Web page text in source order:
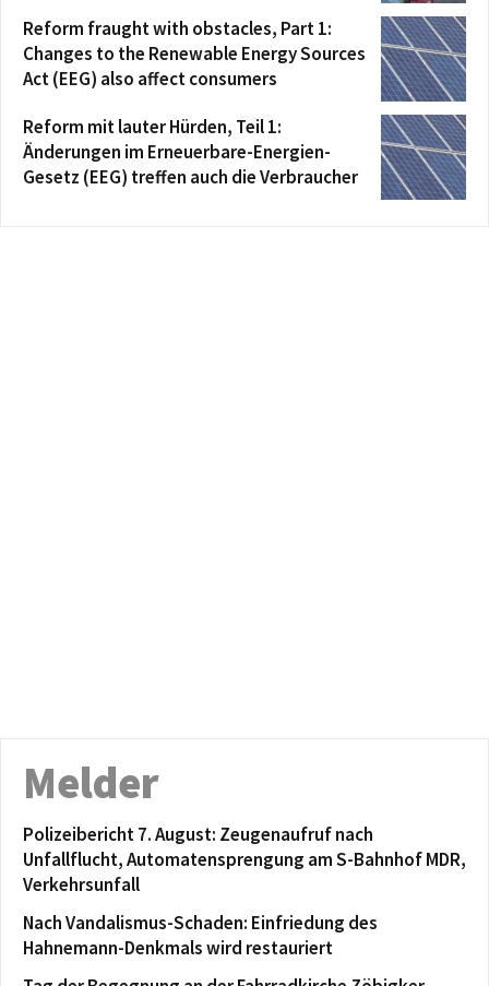
Reform fraught with obstacles, Part 1:
Changes to the Renewable Energy Sources
Act (EEG) also affect consumers
Reform mit lauter Hürden, Teil 1:
Änderungen im Erneuerbare-Energien-
Gesetz (EEG) treffen auch die Verbraucher
Melder
Polizeibericht 7. August: Zeugenaufruf nach
Unfallflucht, Automatensprengung am S-Bahnhof MDR,
Verkehrsunfall
Nach Vandalismus-Schaden: Einfriedung des
Hahnemann-Denkmals wird restauriert